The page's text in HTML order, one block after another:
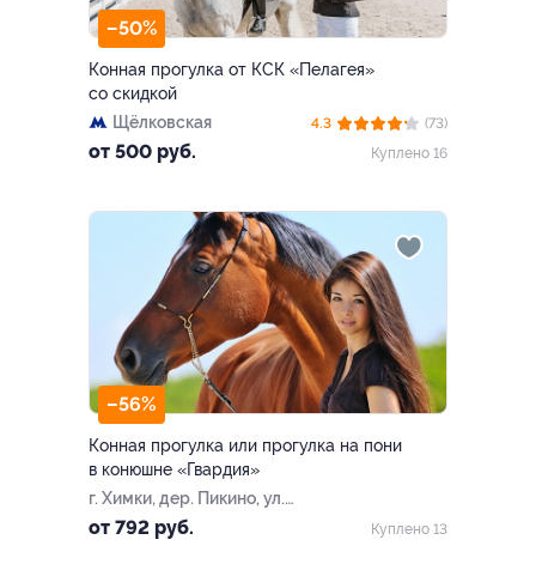
–50%
Конная прогулка от КСК «Пелагея»
со скидкой
Щёлковская
от 500 руб.
4.3
(73)
Куплено 16
–56%
Конная прогулка или прогулка на пони
в конюшне «Гвардия»
г. Химки, дер. Пикино, ул.
Новая, д. 101
от 792 руб. Куплено 13